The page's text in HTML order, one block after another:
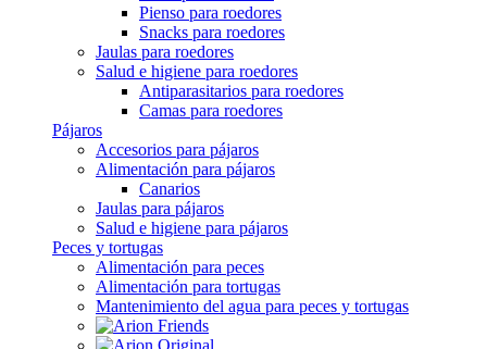
Pienso para roedores
Snacks para roedores
Jaulas para roedores
Salud e higiene para roedores
Antiparasitarios para roedores
Camas para roedores
Pájaros
Accesorios para pájaros
Alimentación para pájaros
Canarios
Jaulas para pájaros
Salud e higiene para pájaros
Peces y tortugas
Alimentación para peces
Alimentación para tortugas
Mantenimiento del agua para peces y tortugas